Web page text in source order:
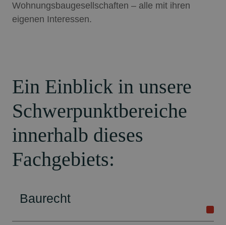
Wohnungsbaugesellschaften – alle mit ihren
eigenen Interessen.
Ein Einblick in unsere
Schwerpunktbereiche
innerhalb dieses
Fachgebiets:
Baurecht